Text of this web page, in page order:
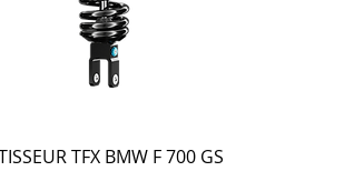
TFX BMW F 700 GS